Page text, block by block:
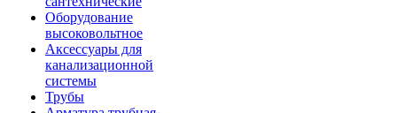
Оборудование
высоковольтное
Аксессуары для
канализационной
системы
Трубы